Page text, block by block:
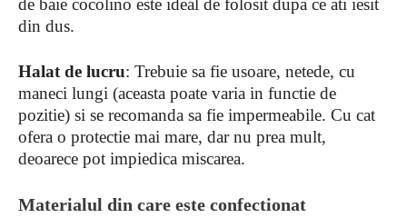
din dus.
Halat de lucru: Trebuie sa fie usoare, netede, cu
maneci lungi (aceasta poate varia in functie de
pozitie) si se recomanda sa fie impermeabile. Cu cat
ofera o protectie mai mare, dar nu prea mult,
deoarece pot impiedica miscarea.
Materialul din care este confectionat